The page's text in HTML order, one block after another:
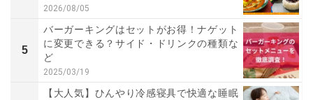
2026/08/05
5
バーガーキングはセットがお得！ナゲット
に変更できる？サイド・ドリンクの種類な
ど
2025/03/19
【大人気】ひんやり冷感寝具で快適な睡眠